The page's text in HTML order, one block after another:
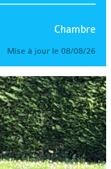
Chambre
Mise à jour le 08/08/26